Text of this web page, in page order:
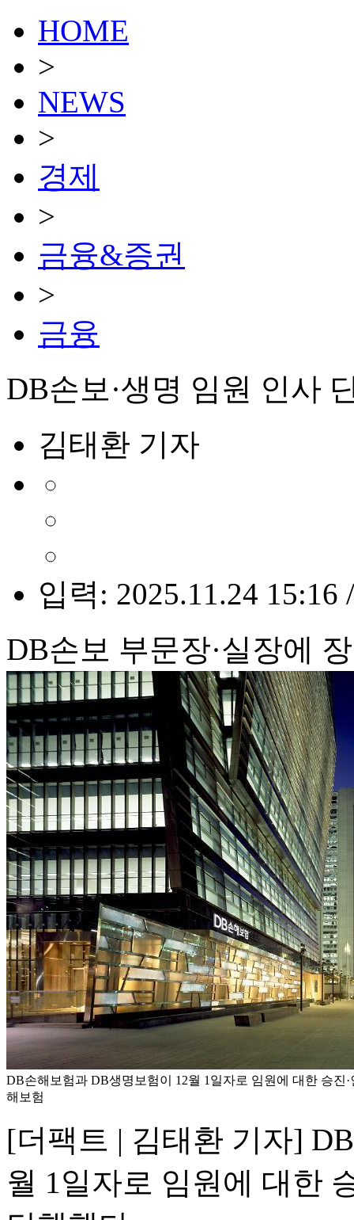
HOME
>
NEWS
>
경제
>
금융&증권
>
금융
DB손보·생명 임원 인사
김태환 기자
입력: 2025.11.24 15:16
DB손보 부문장·실장에
DB손해보험과 DB생명보험이 12월 1일자로 임원에 대한 승진
해보험
[더팩트 | 김태환 기자]
월 1일자로 임원에 대한